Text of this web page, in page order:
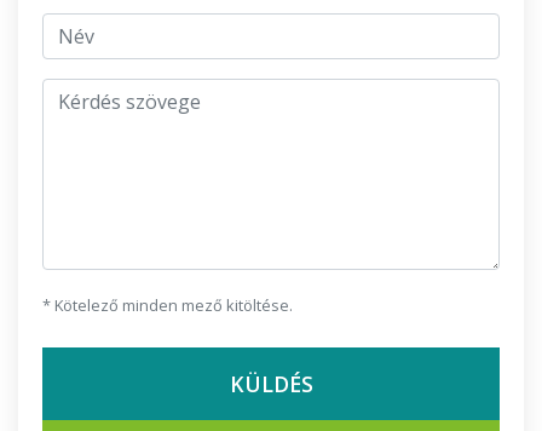
jmeno
Kérdés szövege
* Kötelező minden mező kitöltése.
KÜLDÉS